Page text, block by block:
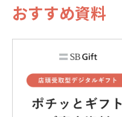
おすすめ資料